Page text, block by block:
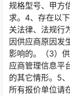
规格型号、甲方
求。4、存在以
关法律、法规行
因供应商原因发
影响的。（3）
应商管理信息平
的其它情形。5
所有报价单位请